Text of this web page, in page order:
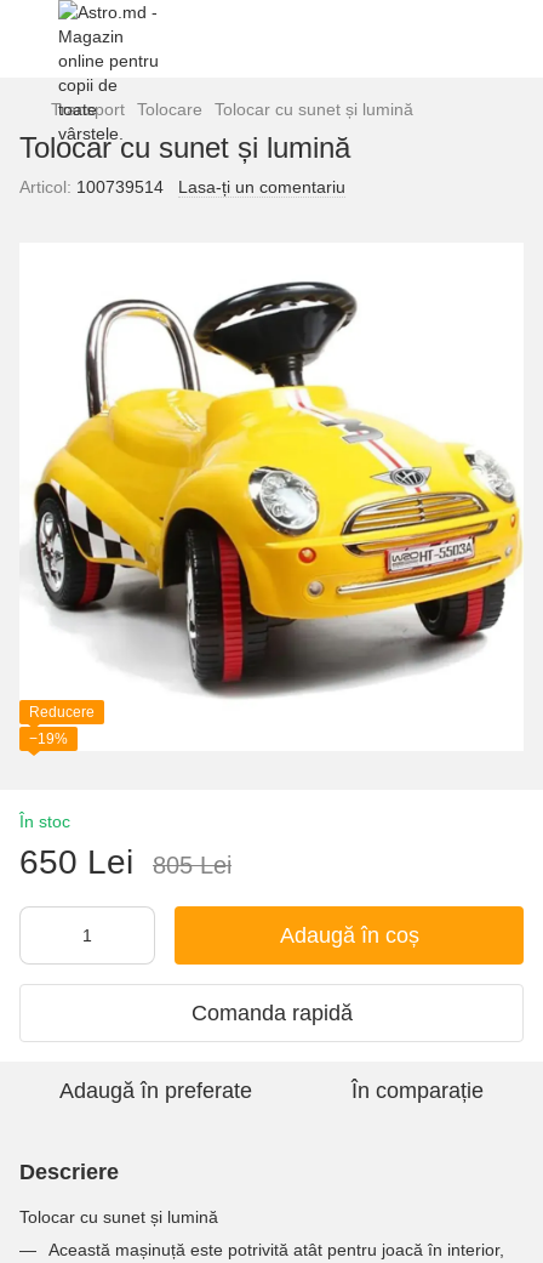
Transport Tolocare Tolocar cu sunet și lumină
Tolocar cu sunet și lumină
Articol: 100739514 Lasa-ți un comentariu
Reducere
−19%
În stoc
650 Lei 805 Lei
Adaugă în coș
Comanda rapidă
Adaugă în preferate În comparație
Descriere
Tolocar cu sunet și lumină
Această mașinuță este potrivită atât pentru joacă în interior,